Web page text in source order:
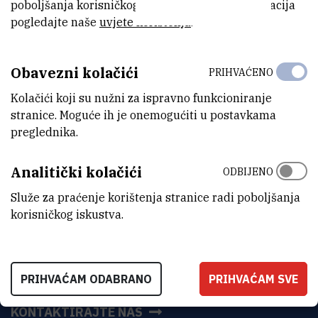
Twitter.
drustvenim-mrezama.pdf
(394,1 kB)
INSTITUT RUĐER BOŠKOVIĆ
Bijenička cesta 54, 10000 Zagreb
KONTAKTIRAJTE NAS
poboljšanja korisničkog iskustva. Za više informacija
pogledajte naše uvjete korištenja.
Obavezni kolačići
Kolačići koji su nužni za ispravno funkcioniranje
stranice. Moguće ih je onemogućiti u postavkama
preglednika.
PRIHVAĆENO
Analitički kolačići
Služe za praćenje korištenja stranice radi poboljšanja
korisničkog iskustva.
ODBIJENO
PRIHVAĆAM ODABRANO PRIHVAĆAM SVE